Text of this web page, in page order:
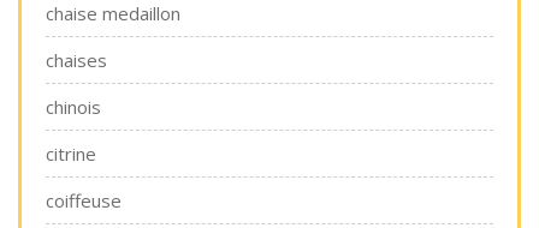
chaise medaillon
chaises
chinois
citrine
coiffeuse